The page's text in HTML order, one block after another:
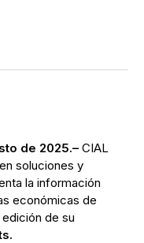
de 2025.–CIAL
soluciones y
la información
económicas de
de su